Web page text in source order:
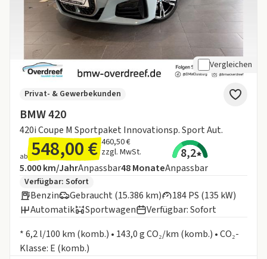
Vergleichen
BMW 420
420i Coupe M Sportpaket Innovationsp. Sport Aut.
Privat- & Gewerbekunden
ab 548,00 € 460,50 €
zzgl. MwSt.
8,2
Angebotsdetails:
Inklusive Laufleistung
5.000 km/JahrAnpassbarLaufzeit
48MonateAnpassbar
Zusätzliche Fahrzeuginformationen:
Verfügbar: Sofort
Benzin Gebraucht (15.386 km)
184 PS (135 kW)
Automatik
Sportwagen
Verfügbar: Sofort
* 6,2 l/100 km (komb.) • 143,0 g CO₂/km (komb.) • CO₂-
Klasse: E (komb.)